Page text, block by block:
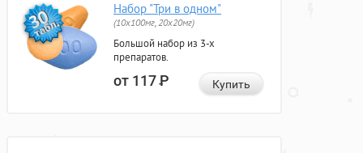
Набор "Три в одном"
(10x100мг, 20x20мг)
Большой набор из 3-х
препаратов.
от 117Р Купить